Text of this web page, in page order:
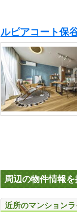
ルピアコート保
周辺の物件情報
近所のマンション